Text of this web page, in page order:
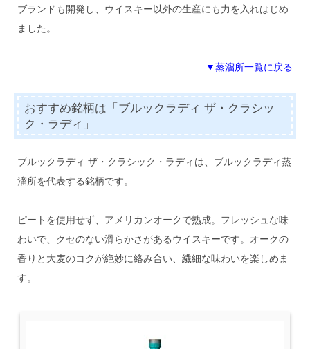
ブランドも開発し、ウイスキー以外の生産にも力を入れはじめ
ました。
▼蒸溜所一覧に戻る
おすすめ銘柄は「ブルックラディ ザ・クラシッ
ク・ラディ」
ブルックラディ ザ・クラシック・ラディは、ブルックラディ蒸
溜所を代表する銘柄です。
ピートを使用せず、アメリカンオークで熟成。フレッシュな味
わいで、クセのない滑らかさがあるウイスキーです。オークの
香りと大麦のコクが絶妙に絡み合い、繊細な味わいを楽しめま
す。